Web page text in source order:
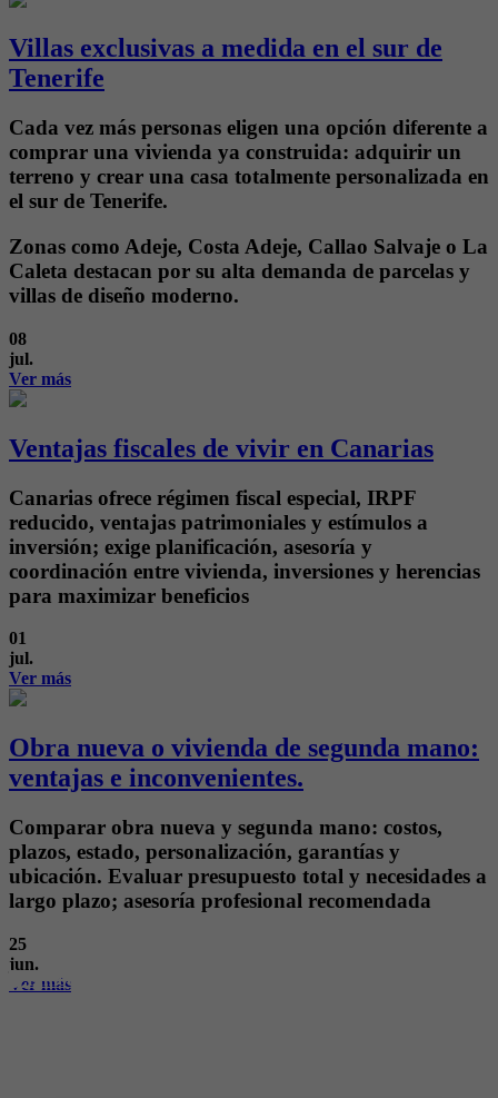
Villas exclusivas a medida en el sur de
Tenerife
Cada vez más personas eligen una opción diferente a
comprar una vivienda ya construida: adquirir un
terreno y crear una casa totalmente personalizada en
el sur de Tenerife.
Zonas como Adeje, Costa Adeje, Callao Salvaje o La
Caleta destacan por su alta demanda de parcelas y
villas de diseño moderno.
08
jul.
Ver más
Ventajas fiscales de vivir en Canarias
Canarias ofrece régimen fiscal especial, IRPF
reducido, ventajas patrimoniales y estímulos a
inversión; exige planificación, asesoría y
coordinación entre vivienda, inversiones y herencias
para maximizar beneficios
01
jul.
Ver más
Obra nueva o vivienda de segunda mano:
ventajas e inconvenientes.
Comparar obra nueva y segunda mano: costos,
plazos, estado, personalización, garantías y
ubicación. Evaluar presupuesto total y necesidades a
largo plazo; asesoría profesional recomendada
25
jun.
Ver más